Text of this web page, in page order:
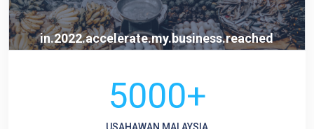
in.2022.accelerate.my.business.reached
5000+
USAHAWAN MALAYSIA